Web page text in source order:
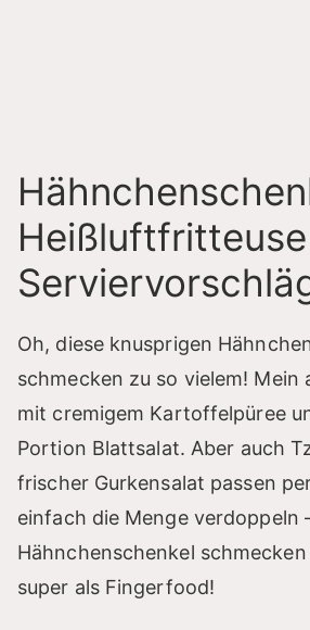
Heißluftfritteuse
Oh, diese knusprigen
schmecken zu so vielem! Mein
mit cremigem Kartoffelpüree
Portion Blattsalat. Aber auch
frischer Gurkensalat passen
einfach die Menge verdoppeln
Hähnchenschenkel
super als Fingerfood!